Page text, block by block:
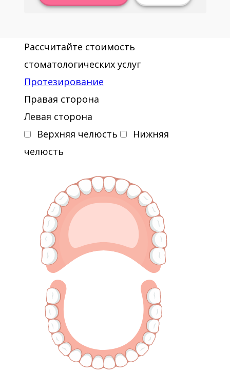
Рассчитайте стоимость
стоматологических услуг
Протезирование
Правая сторона
Левая сторона
Верхняя челюсть
Нижняя
челюсть